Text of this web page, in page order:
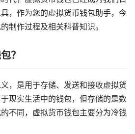
，作为您的虚拟货币钱包助手，今
制作过程及相关科普知识。
？
，是用于存储、发送和接收虚拟货
现实生活中的钱包，但存储的是数
不同，虚拟货币钱包主要分为冷钱